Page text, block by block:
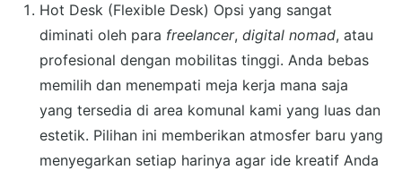
Hot Desk (Flexible Desk) Opsi yang sangat
diminati oleh para freelancer, digital nomad, atau
profesional dengan mobilitas tinggi. Anda bebas
memilih dan menempati meja kerja mana saja
yang tersedia di area komunal kami yang luas dan
estetik. Pilihan ini memberikan atmosfer baru yang
menyegarkan setiap harinya agar ide kreatif Anda